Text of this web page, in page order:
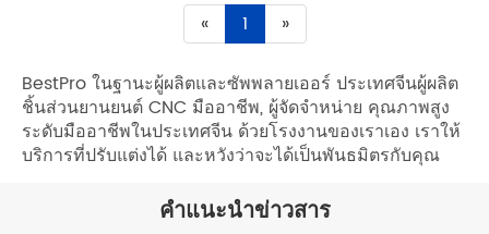
« 1 »
BestPro ในฐานะผู้ผลิตและซัพพลายเออร์ ประเทศจีนผู้ผลิต
ชิ้นส่วนยานยนต์ CNC มืออาชีพ, ผู้จัดจำหน่าย คุณภาพสูง
ระดับมืออาชีพในประเทศจีน ด้วยโรงงานของเราเอง เราให้
บริการที่ปรับแต่งได้ และหวังว่าจะได้เป็นพันธมิตรกับคุณ
คำแนะนำข่าวสาร